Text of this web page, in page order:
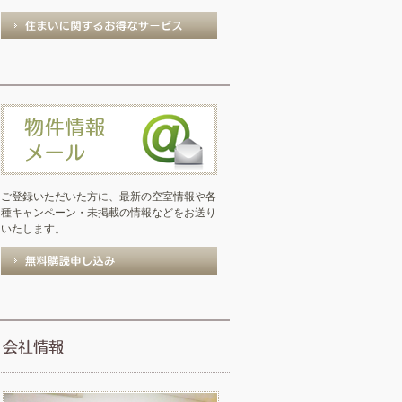
ご登録いただいた方に、最新の空室情報や各
種キャンペーン・未掲載の情報などをお送り
いたします。